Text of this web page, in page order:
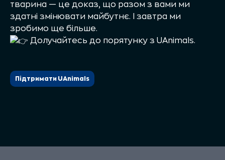
тварина — це доказ, що разом з вами ми
здатні змінювати майбутнє. І завтра ми
зробимо ще більше.
Долучайтесь до порятунку з UAnimals.
Підтримати UAnimals